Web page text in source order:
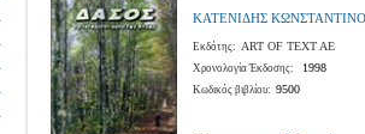
ΚΑΤΕΝΙΔΗΣ
Εκδότης: ART OF TEXT AE
Χρονολογία Έκδοσης: 1998
Κωδικός βιβλίου: 9500